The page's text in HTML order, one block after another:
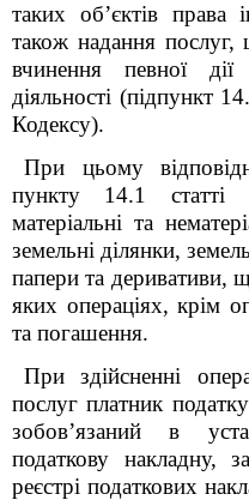
таких об’єктів права
також надання
вчинення певної
діяльності (підпункт
Кодексу).
При цьому
пункту 14.1
матеріальні та
земельні ділянки,
папери та деривативи,
яких операціях, крім
та погашення.
При здійсненні
послуг платник
зобов’язаний в
податкову накладну,
реєстрі податкових